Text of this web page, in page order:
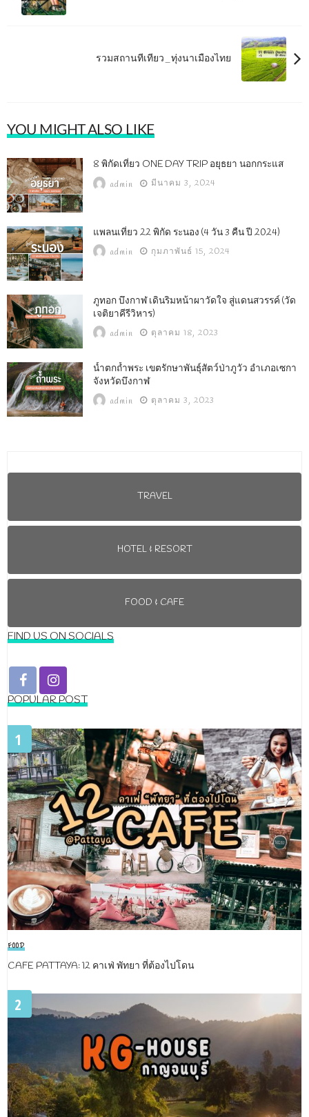
รวมสถานที่เที่ยว_ทุ่งนาเมืองไทย
YOU MIGHT ALSO LIKE
8 พิกัดเที่ยว ONE DAY TRIP อยุธยา นอกกระแส
admin มีนาคม 3, 2024
แพลนเที่ยว 22 พิกัด ระนอง (4 วัน 3 คืน ปี 2024)
admin กุมภาพันธ์ 15, 2024
ภูทอก บึงกาฬ เดินริมหน้าผาวัดใจ สู่แดนสวรรค์ (วัด
เจติยาคีรีวิหาร)
admin ตุลาคม 18, 2023
น้ำตกถ้ำพระ เขตรักษาพันธุ์สัตว์ป่าภูวัว อำเภอเซกา
จังหวัดบึงกาฬ
admin ตุลาคม 3, 2023
TRAVEL
HOTEL & RESORT
FOOD & CAFE
FIND US ON SOCIALS
POPULAR POST
1
FOOD
CAFE PATTAYA: 12 คาเฟ่ พัทยา ที่ต้องไปโดน
2